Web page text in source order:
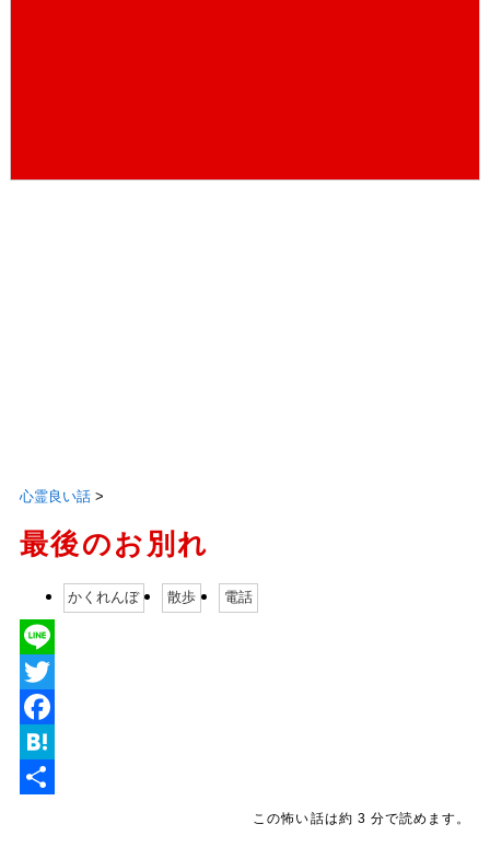
心霊良い話>
最後のお別れ
かくれんぼ 散歩 電話
L
e
T
w
aH
この怖い話は約 3 分で読めます。